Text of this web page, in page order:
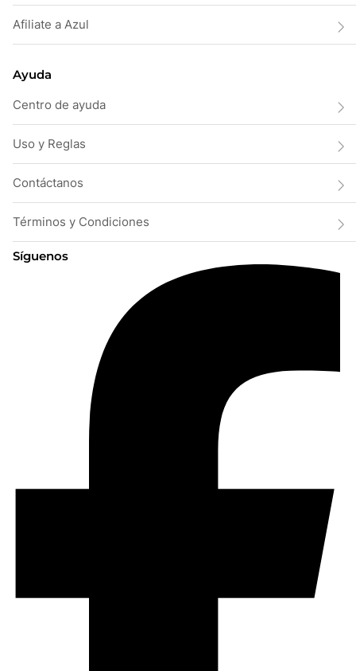
Afiliate a Azul
Ayuda
Centro de ayuda
Uso y Reglas
Contáctanos
Términos y Condiciones
Síguenos